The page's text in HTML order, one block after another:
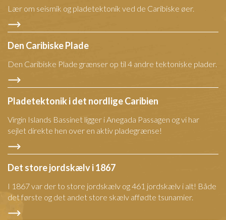
Lær om seismik og pladetektonik ved de Caribiske øer.
Den Caribiske Plade
Den Caribiske Plade grænser op til 4 andre tektoniske plader.
Pladetektonik i det nordlige Caribien
Virgin Islands Bassinet ligger i Anegada Passagen og vi har
sejlet direkte hen over en aktiv pladegrænse!
Det store jordskælv i 1867
I 1867 var der to store jordskælv og 461 jordskælv i alt! Både
det første og det andet store skælv affødte tsunamier.